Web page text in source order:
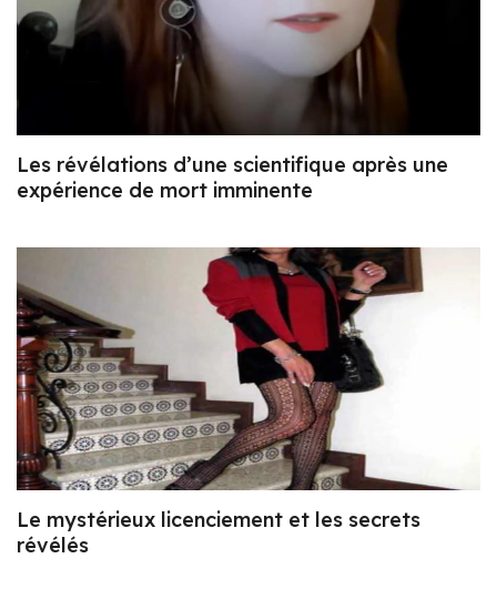
Les révélations d’une scientifique après une
expérience de mort imminente
Le mystérieux licenciement et les secrets
révélés